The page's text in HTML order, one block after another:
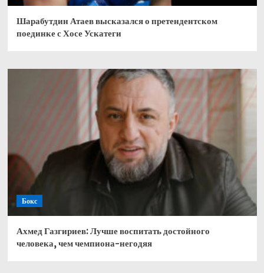
Шарабутдин Атаев высказался о претендентском
поединке с Хосе Ускатеги
Бокс
Ахмед Газгириев: Лучше воспитать достойного
человека, чем чемпиона-негодяя